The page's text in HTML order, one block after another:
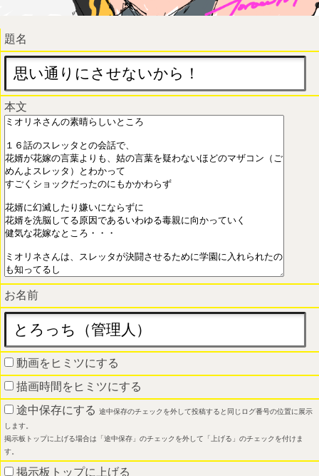
題名
本文
お名前
動画をヒミツにする
描画時間をヒミツにする
途中保存にする 途中保存のチェックを外して投稿すると同じログ番号の位置に展示
します。
掲示板トップに上げる場合は「途中保存」のチェックを外して「上げる」のチェックを付けま
す。
掲示板トップに上げる